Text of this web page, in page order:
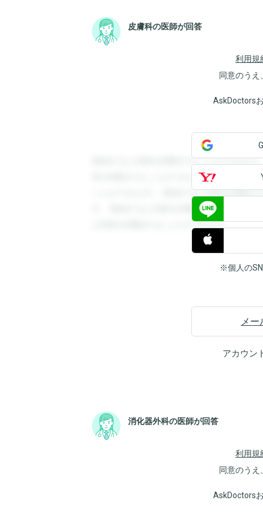
皮膚科の医師が回答
利用規
同意のうえ
AskDoctors
登録すると回答を閲覧することができま
答を閲覧することができます。登録する
ことができます。登録すると回答を閲覧
す。登録すると回答を閲覧することがで
と回答を閲覧することができます。
※個人の
メー
アカウン
消化器外科の医師が回答
利用規
同意のうえ
AskDoctors